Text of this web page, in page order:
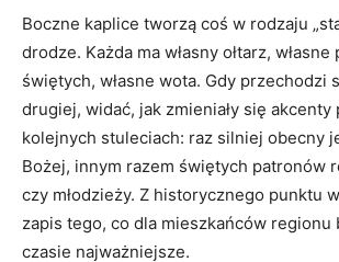
Boczne kaplice tworzą coś w rodzaju
drodze. Każda ma własny ołtarz,
świętych, własne wota. Gdy przechodzi
drugiej, widać, jak zmieniały się
kolejnych stuleciach: raz silniej obecny
Bożej, innym razem świętych patronów
czy młodzieży. Z historycznego punktu
zapis tego, co dla mieszkańców regionu
czasie najważniejsze.